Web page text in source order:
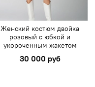
Женский костюм двойка
розовый с юбкой и
укороченным жакетом
30 000 руб